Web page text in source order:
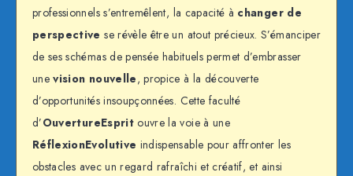
professionnels s’entremêlent, la capacité à changer de
perspective se révèle être un atout précieux. S’émanciper
de ses schémas de pensée habituels permet d’embrasser
unevision nouvelle, propice à la découverte
d’opportunités insoupçonnées. Cette faculté
d’OuvertureEspritouvre la voie à une
RéflexionEvolutive indispensable pour affronter les
obstacles avec un regard rafraîchi et créatif, et ainsi